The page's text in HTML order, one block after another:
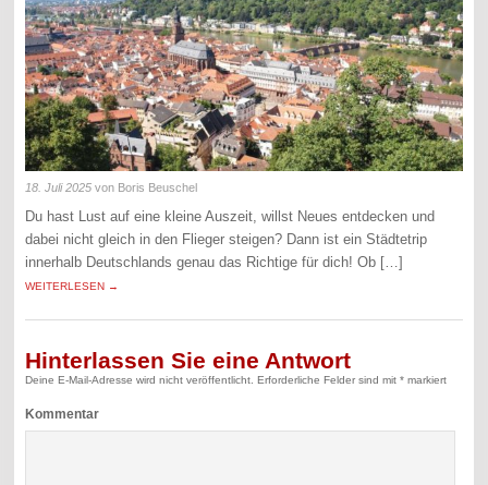
18. Juli 2025 von Boris Beuschel
Du hast Lust auf eine kleine Auszeit, willst Neues entdecken und
dabei nicht gleich in den Flieger steigen? Dann ist ein Städtetrip
innerhalb Deutschlands genau das Richtige für dich! Ob […]
WEITERLESEN →
Hinterlassen Sie eine Antwort
Deine E-Mail-Adresse wird nicht veröffentlicht. Erforderliche Felder sind mit* markiert
Kommentar